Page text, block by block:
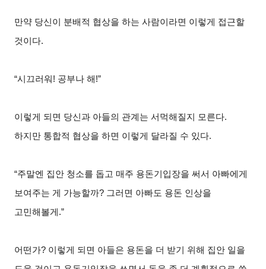
만약 당신이 분배적 협상을 하는 사람이라면 이렇게 접근할
것이다.
“시끄러워 ! 공부나 해 !”
이렇게 되면 당신과 아들의 관계는 서먹해질지 모른다.
하지만 통합적 협상을 하면 이렇게 달라질 수 있다.
“주말엔 집안 청소를 돕고 매주 용돈기입장을 써서 아빠에게
보여주는 게 가능할까? 그러면 아빠도 용돈 인상을
고민해볼게 .”
어떤가? 이렇게 되면 아들은 용돈을 더 받기 위해 집안 일을